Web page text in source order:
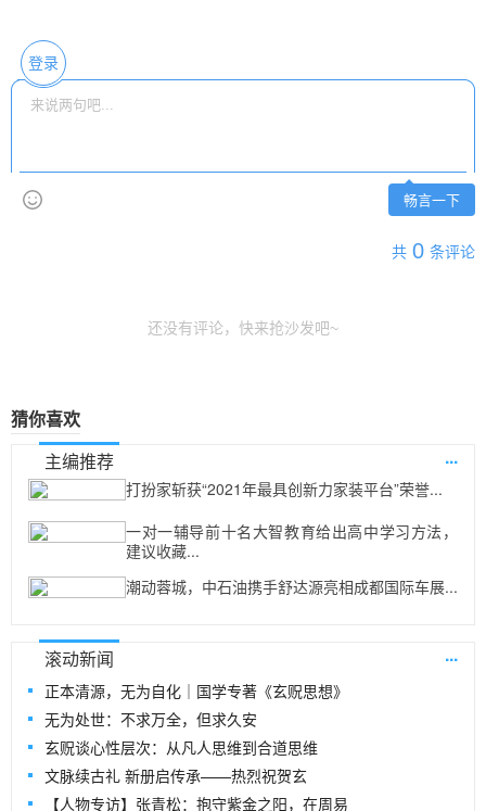
登录
畅言一下
共 0 条评论
还没有评论，快来抢沙发吧~
猜你喜欢
主编推荐
...
打扮家斩获“2021年最具创新力家装平台”荣誉...
一对一辅导前十名大智教育给出高中学习方法，
建议收藏...
潮动蓉城，中石油携手舒达源亮相成都国际车展...
滚动新闻 ...
正本清源，无为自化｜国学专著《玄贶思想》
无为处世：不求万全，但求久安
玄贶谈心性层次：从凡人思维到合道思维
文脉续古礼 新册启传承——热烈祝贺玄
【人物专访】张青松：抱守紫金之阳，在周易